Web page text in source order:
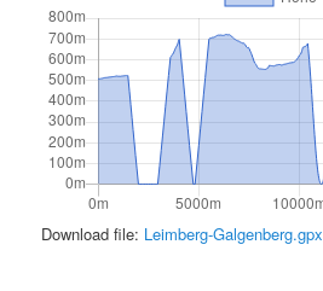
Download file: Leimberg-Galgenberg.gpx